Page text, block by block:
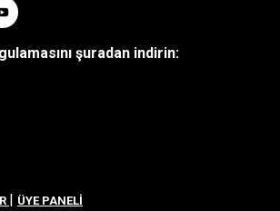
şuradan indirin:
| ÜYE PANELİ